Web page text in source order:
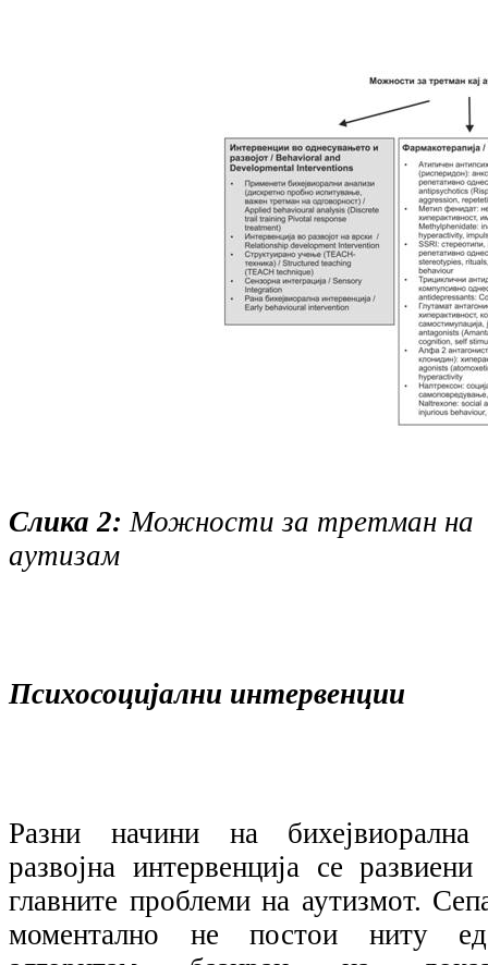
Слика 2:Можности за третман на
аутизам
Психосоцијални интервенции
Разни начини на
развојна интервенција се развиени
главните проблеми на аутизмот.
моментално не постои ниту